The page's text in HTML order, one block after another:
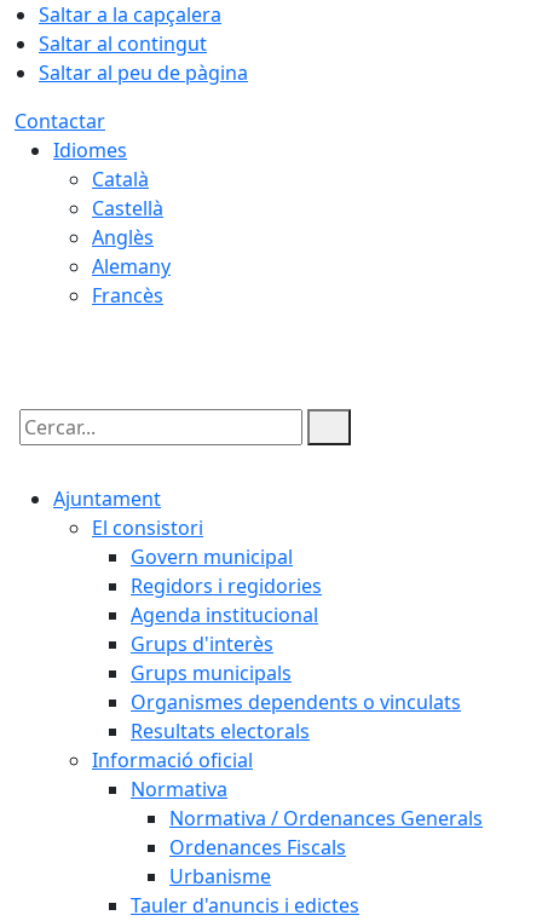
Saltar a la capçalera
Saltar al contingut
Saltar al peu de pàgina
Contactar
Idiomes
Català
Castellà
Anglès
Alemany
Francès
Cercar:
Ajuntament
El consistori
Govern municipal
Regidors i regidories
Agenda institucional
Grups d'interès
Grups municipals
Organismes dependents o vinculats
Resultats electorals
Informació oficial
Normativa
Normativa / Ordenances Generals
Ordenances Fiscals
Urbanisme
Tauler d'anuncis i edictes